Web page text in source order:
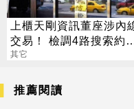
上櫃天剛資訊董座涉內
交易！ 檢調4路搜索約談
人
其它
推薦閱讀